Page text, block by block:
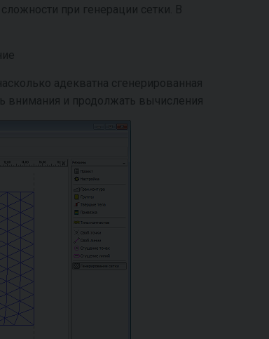
при генерации сетки. В
адекватна сгенерированная
внимания и продолжать вычисления